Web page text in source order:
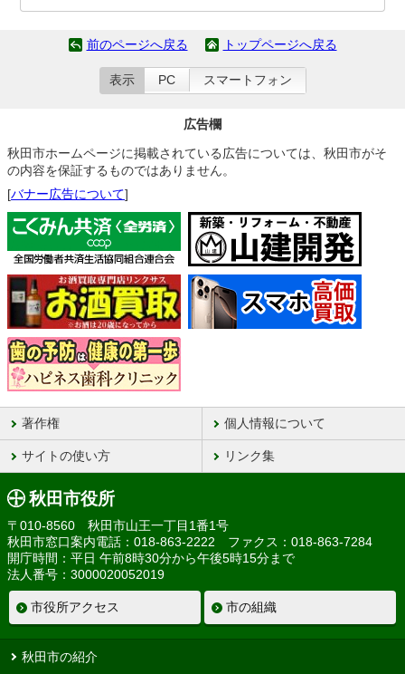
前のページへ戻る トップページへ戻る
表示 PC スマートフォン
広告欄
秋田市ホームページに掲載されている広告については、秋田市がそ
の内容を保証するものではありません。
[バナー広告について]
著作権 個人情報について
サイトの使い方 リンク集
秋田市役所
〒010-8560 秋田市山王一丁目1番1号
秋田市窓口案内電話：018-863-2222 ファクス：018-863-7284
開庁時間：平日 午前8時30分から午後5時15分まで
法人番号：3000020052019
市役所アクセス 市の組織
秋田市の紹介